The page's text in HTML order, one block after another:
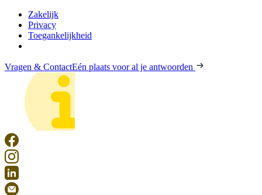
Zakelijk
Privacy
Toegankelijkheid
Vragen & ContactEén plaats voor al je antwoorden